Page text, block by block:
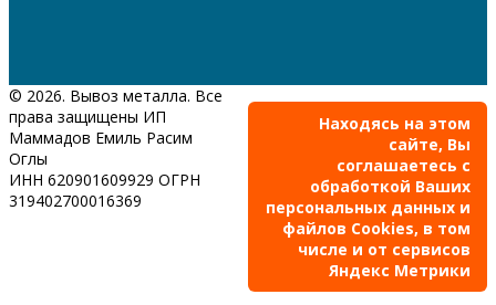
© 2026. Вывоз металла. Все
права защищены ИП
Маммадов Емиль Расим
Оглы
ИНН 620901609929 ОГРН
319402700016369
Находясь на этом
сайте, Вы
соглашаетесь с
обработкой Ваших
персональных данных и
файлов Cookies, в том
числе и от сервисов
Яндекс Метрики